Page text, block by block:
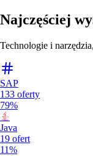
Najczęściej
Technologie i
SAP
133 oferty
79%
Java
19 ofert
11%